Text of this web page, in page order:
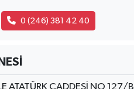
0 (246) 381 42 40